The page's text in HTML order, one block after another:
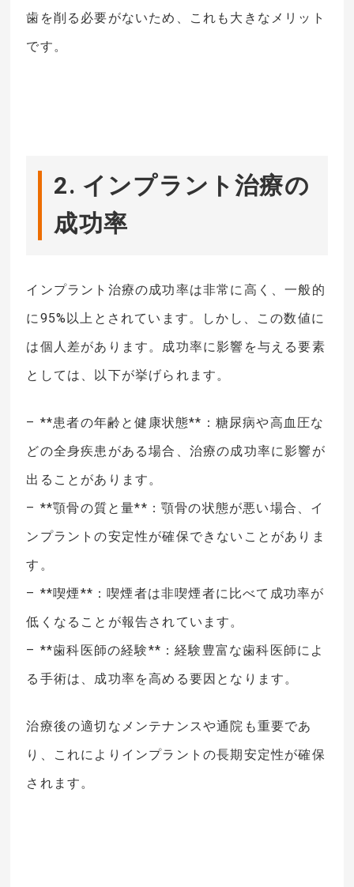
歯を削る必要がないため、これも大きなメリット
です。
2. インプラント治療の
成功率
インプラント治療の成功率は非常に高く、一般的
に95%以上とされています。しかし、この数値に
は個人差があります。成功率に影響を与える要素
としては、以下が挙げられます。
– **患者の年齢と健康状態**：糖尿病や高血圧な
どの全身疾患がある場合、治療の成功率に影響が
出ることがあります。
– **顎骨の質と量**：顎骨の状態が悪い場合、イ
ンプラントの安定性が確保できないことがありま
す。
– **喫煙**：喫煙者は非喫煙者に比べて成功率が
低くなることが報告されています。
– **歯科医師の経験**：経験豊富な歯科医師によ
る手術は、成功率を高める要因となります。
治療後の適切なメンテナンスや通院も重要であ
り、これによりインプラントの長期安定性が確保
されます。